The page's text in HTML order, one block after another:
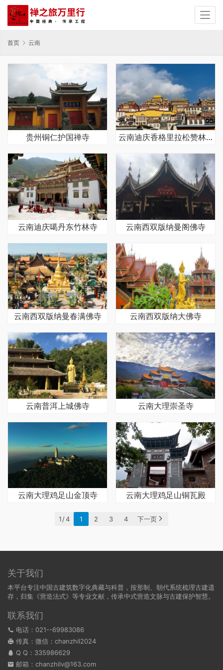
首页 云南
贵州铜仁护国禅寺 云南迪庆香格里拉松赞林寺
云南迪庆噶丹东竹林寺 云南西双版纳曼阁佛寺
云南西双版纳曼春满佛寺 云南西双版纳大佛寺
云南普洱上城佛寺 云南大理崇圣寺
云南大理鸡足山金顶寺 云南大理鸡足山铜瓦殿
1 / 4 1 2 3 4 下一页
关于我们
本平台专注中国古建筑数字化典藏与科普，按形制、朝代系统梳理古建遗
存，归集《营造法式》等专业文献，传承中式营造文脉与古建保护智慧。
联系我们
电话：021--69983086
传真：微信：chanzhil2024
Q Q： 335986629
邮箱：chanzhilv@163.com